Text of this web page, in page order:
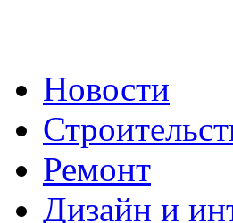
Новости
Ремонт
Дизайн и